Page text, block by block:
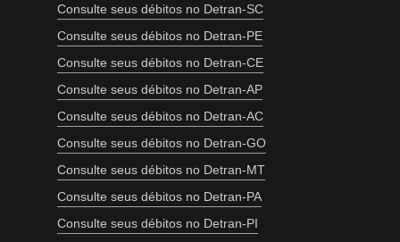
Consulte seus débitos no Detran-SC
Consulte seus débitos no Detran-PE
Consulte seus débitos no Detran-CE
Consulte seus débitos no Detran-AP
Consulte seus débitos no Detran-AC
Consulte seus débitos no Detran-GO
Consulte seus débitos no Detran-MT
Consulte seus débitos no Detran-PA
Consulte seus débitos no Detran-PI